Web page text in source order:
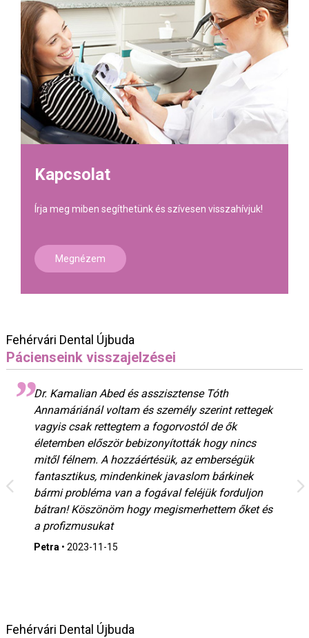
Kapcsolat
Írja meg miben segíthetünk és szívesen visszahívjuk!
Megnézem
Fehérvári Dental Újbuda
Pácienseink visszajelzései
Dr. Kamalian Abed és asszisztense Tóth
Annamáriánál voltam és személy szerint rettegek
vagyis csak rettegtem a fogorvostól de ők
életemben először bebizonyították hogy nincs
mitől félnem. A hozzáértésük, az emberségük
fantasztikus, mindenkinek javaslom bárkinek
bármi probléma van a fogával feléjük forduljon
bátran! Köszönöm hogy megismerhettem őket és
a profizmusukat
Petra • 2023-11-15
Fehérvári Dental Újbuda